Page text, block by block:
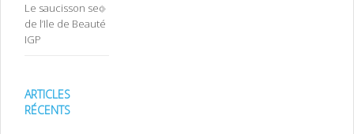
Le saucisson sec
de l’Ile de Beauté
IGP
ARTICLES
RÉCENTS